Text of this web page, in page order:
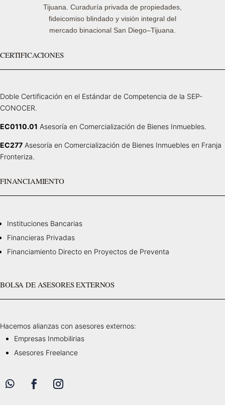
Tijuana. Curaduría privada de propiedades,
fideicomiso blindado y visión integral del
mercado binacional San Diego–Tijuana.
CERTIFICACIONES
Doble Certificación en el Estándar de Competencia de la SEP-
CONOCER.
EC0110.01 Asesoría en Comercialización de Bienes Inmuebles.
EC277 Asesoría en Comercialización de Bienes Inmuebles en Franja
Fronteriza.
FINANCIAMIENTO
Instituciones Bancarias
Financieras Privadas
Financiamiento Directo en Proyectos de Preventa
BOLSA DE ASESORES EXTERNOS
Hacemos alianzas con asesores externos:
Empresas Inmobilirias
Asesores Freelance